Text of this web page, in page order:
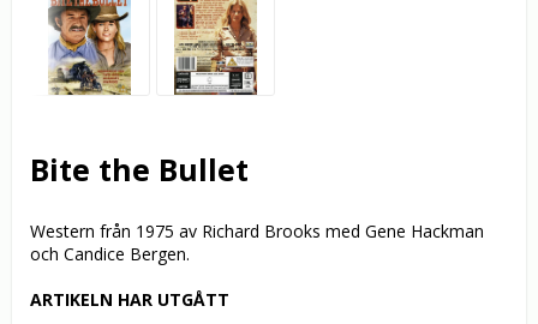
Bite the Bullet
Western från 1975 av Richard Brooks med Gene Hackman
och Candice Bergen.
ARTIKELN HAR UTGÅTT